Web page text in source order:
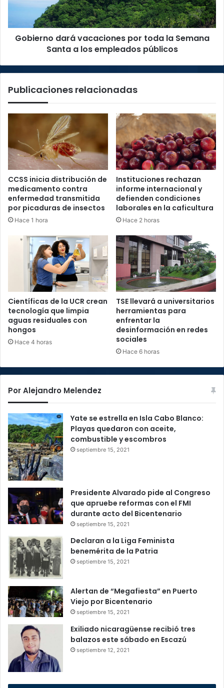
Semana
a
losGobierno dará vacaciones por toda la Semana
Santa a los empleados públicos
Publicaciones relacionadas
CCSS inicia distribución de
medicamento contra
enfermedad transmitida
por picaduras de insectos
Hace 1 hora
Instituciones rechazan
informe internacional y
defienden condiciones
laborales en la caficultura
Hace 2 horas
Científicas de la UCR crean
tecnología que limpia
aguas residuales con
hongos
Hace 4 horas
TSE llevará a universitarios
herramientas para
enfrentar la
desinformación en redes
sociales
Hace 6 horas
Por Alejandro Melendez
Yate se estrella en Isla Cabo Blanco:
Playas quedaron con aceite,
combustible y escombros
septiembre 15, 2021
Presidente Alvarado pide al Congreso
que apruebe reformas con el FMI
durante acto del Bicentenario
septiembre 15, 2021
Declaran a la Liga Feminista
benemérita de la Patria
septiembre 15, 2021
Alertan de “Megafiesta” en Puerto
Viejo por Bicentenario
septiembre 15, 2021
Exiliado nicaragüense recibió tres
balazos este sábado en Escazú
septiembre 12, 2021